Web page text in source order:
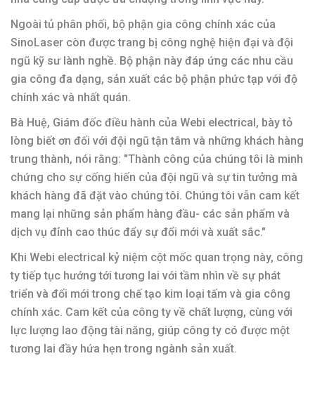
Ngoài tủ phân phối, bộ phận gia công chính xác của
SinoLaser còn được trang bị công nghệ hiện đại và đội
ngũ kỹ sư lành nghề. Bộ phận này đáp ứng các nhu cầu
gia công đa dạng, sản xuất các bộ phận phức tạp với độ
chính xác và nhất quán.
Bà Huệ, Giám đốc điều hành của Webi electrical, bày tỏ
lòng biết ơn đối với đội ngũ tận tâm và những khách hàng
trung thành, nói rằng: "Thành công của chúng tôi là minh
chứng cho sự cống hiến của đội ngũ và sự tin tưởng mà
khách hàng đã đặt vào chúng tôi. Chúng tôi vẫn cam kết
mang lại những sản phẩm hàng đầu- các sản phẩm và
dịch vụ đỉnh cao thúc đẩy sự đổi mới và xuất sắc."
Khi Webi electrical kỷ niệm cột mốc quan trọng này, công
ty tiếp tục hướng tới tương lai với tầm nhìn về sự phát
triển và đổi mới trong chế tạo kim loại tấm và gia công
chính xác. Cam kết của công ty về chất lượng, cùng với
lực lượng lao động tài năng, giúp công ty có được một
tương lai đầy hứa hẹn trong ngành sản xuất.